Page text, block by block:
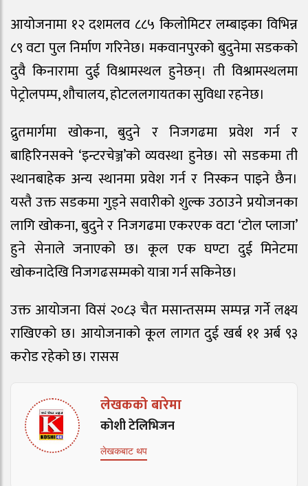
आयोजनामा १२ दशमलव ८८५ किलोमिटर लम्बाइका विभिन्न
८९ वटा पुल निर्माण गरिनेछ। मकवानपुरको बुदुनेमा सडकको
दुवै किनारामा दुई विश्रामस्थल हुनेछन्। ती विश्रामस्थलमा
पेट्रोलपम्प, शौचालय, होटललगायतका सुविधा रहनेछ।
द्रुतमार्गमा खोकना, बुदुने र निजगढमा प्रवेश गर्न र
बाहिरिनसक्ने ‘इन्टरचेञ्ज’को व्यवस्था हुनेछ। सो सडकमा ती
स्थानबाहेक अन्य स्थानमा प्रवेश गर्न र निस्कन पाइने छैन।
यस्तै उक्त सडकमा गुड्ने सवारीको शुल्क उठाउने प्रयोजनका
लागि खोकना, बुदुने र निजगढमा एकरएक वटा ‘टोल प्लाजा’
हुने सेनाले जनाएको छ। कूल एक घण्टा दुई मिनेटमा
खोकनादेखि निजगढसम्मको यात्रा गर्न सकिनेछ।
उक्त आयोजना विसं २०८३ चैत मसान्तसम्म सम्पन्न गर्ने लक्ष्य
राखिएको छ। आयोजनाको कूल लागत दुई खर्ब ११ अर्ब ९३
करोड रहेको छ। रासस
लेखकको बारेमा
कोशी टेलिभिजन
लेखकबाट थप